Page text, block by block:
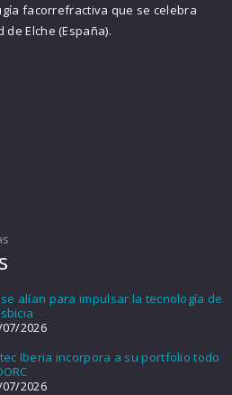
facorrefractiva que se celebra
Elche (España).
se alían para impulsar la tecnología de
2026
Iberia incorpora a su portfolio todo
2026